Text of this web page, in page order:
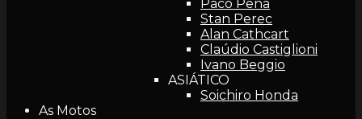
Paco Peña
Stan Perec
Alan Cathcart
Claúdio Castiglioni
Ivano Beggio
ASIÁTICO
Soichiro Honda
As Motos